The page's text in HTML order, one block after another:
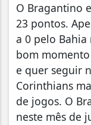
O Bragantino
23 pontos.
a 0 pelo
bom
e quer seguir
Corinthians
de jogos. O
neste mês de